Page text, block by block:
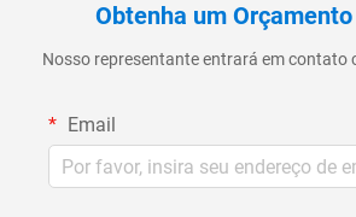
Obtenha um
Nosso representante entrará em contato
Email